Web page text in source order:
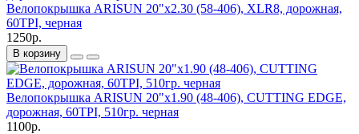
Велопокрышка ARISUN 20"x2.30 (58-406), XLR8, дорожная,
60TPI, черная
1250р.
В корзину
Велопокрышка ARISUN 20"x1.90 (48-406), CUTTING EDGE,
дорожная, 60TPI, 510гр. черная
1100р.